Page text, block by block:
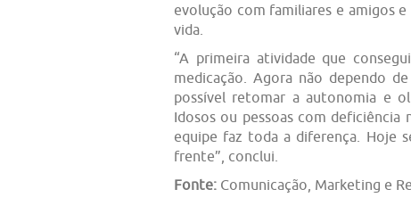
evolução com familiares e amigos
vida.
“A primeira atividade que
medicação. Agora não dependo
possível retomar a autonomia e
Idosos ou pessoas com deficiência
equipe faz toda a diferença. Hoje
frente”, conclui.
Fonte: Comunicação, Marketing e